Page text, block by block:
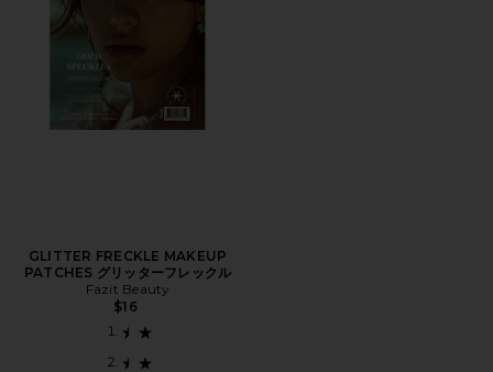
GLITTER FRECKLE MAKEUP
PATCHES グリッターフレックル
Fazit Beauty
$16